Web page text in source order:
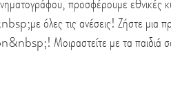
με όλες τις ανέσεις! Ζήστε
Μοιραστείτε με τα